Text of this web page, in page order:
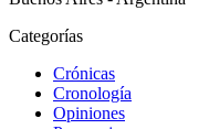
Categorías
Crónicas
Cronología
Opiniones